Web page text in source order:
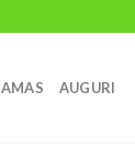
AMAS AUGURI